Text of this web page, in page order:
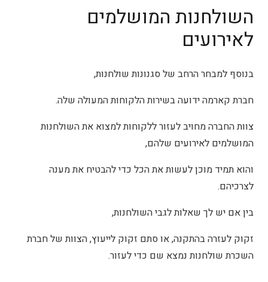
השולחנות המושלמים
לאירועים
בנוסף למבחר הרחב של סגנונות שולחנות,
חברת קארמה ידועה בשירות הלקוחות המעולה שלה.
צוות החברה מחויב לעזור ללקוחות למצוא את השולחנות
המושלמים לאירועים שלהם,
והוא תמיד מוכן לעשות את הכל כדי להבטיח את מענה
לצרכיהם.
בין אם יש לך שאלות לגבי השולחנות,
זקוק לעזרה בהתקנה, או סתם זקוק לייעוץ, הצוות של חברת
השכרת שולחנות נמצא שם כדי לעזור.